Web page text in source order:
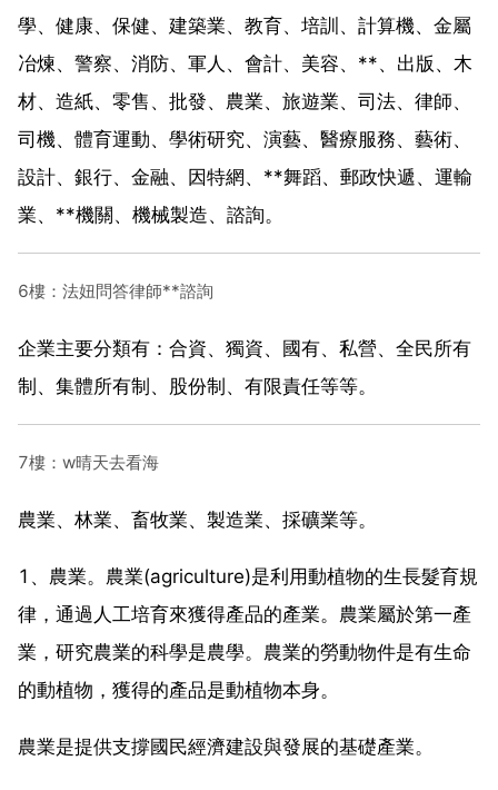
學、健康、保健、建築業、教育、培訓、計算機、金屬
冶煉、警察、消防、軍人、會計、美容、**、出版、木
材、造紙、零售、批發、農業、旅遊業、司法、律師、
司機、體育運動、學術研究、演藝、醫療服務、藝術、
設計、銀行、金融、因特網、**舞蹈、郵政快遞、運輸
業、**機關、機械製造、諮詢。
6樓：法妞問答律師**諮詢
企業主要分類有：合資、獨資、國有、私營、全民所有
制、集體所有制、股份制、有限責任等等。
7樓：w晴天去看海
農業、林業、畜牧業、製造業、採礦業等。
1、農業。農業(agriculture)是利用動植物的生長髮育規
律，通過人工培育來獲得產品的產業。農業屬於第一產
業，研究農業的科學是農學。農業的勞動物件是有生命
的動植物，獲得的產品是動植物本身。
農業是提供支撐國民經濟建設與發展的基礎產業。